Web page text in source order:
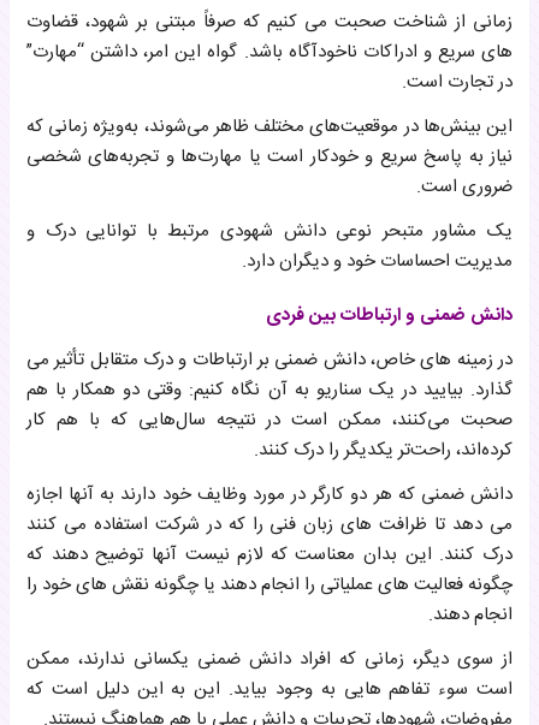
زمانی از شناخت صحبت می کنیم که صرفاً مبتنی بر شهود، قضاوت
های سریع و ادراکات ناخودآگاه باشد. گواه این امر، داشتن “مهارت”
در تجارت است.
این بینش‌ها در موقعیت‌های مختلف ظاهر می‌شوند، به‌ویژه زمانی که
نیاز به پاسخ سریع و خودکار است یا مهارت‌ها و تجربه‌های شخصی
ضروری است.
یک مشاور متبحر نوعی دانش شهودی مرتبط با توانایی درک و
مدیریت احساسات خود و دیگران دارد.
دانش ضمنی و ارتباطات بین فردی
در زمینه های خاص، دانش ضمنی بر ارتباطات و درک متقابل تأثیر می
گذارد. بیایید در یک سناریو به آن نگاه کنیم: وقتی دو همکار با هم
صحبت می‌کنند، ممکن است در نتیجه سال‌هایی که با هم کار
کرده‌اند، راحت‌تر یکدیگر را درک کنند.
دانش ضمنی که هر دو کارگر در مورد وظایف خود دارند به آنها اجازه
می دهد تا ظرافت های زبان فنی را که در شرکت استفاده می کنند
درک کنند. این بدان معناست که لازم نیست آنها توضیح دهند که
چگونه فعالیت های عملیاتی را انجام دهند یا چگونه نقش های خود را
انجام دهند.
از سوی دیگر، زمانی که افراد دانش ضمنی یکسانی ندارند، ممکن
است سوء تفاهم هایی به وجود بیاید. این به این دلیل است که